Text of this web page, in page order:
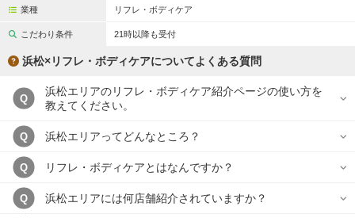
フットバスあり
専用駐車場あり
日本人スタッフのみ 女性スタッフのみ
スタッフ指名可 Ｗセラピスト
駅から徒歩5分以内
こだわり条件を変更
業種 リフレ・ボディケア
こだわり条件 21時以降も受付
浜松×リフレ・ボディケアについてよくある質問
Q
浜松エリアのリフレ・ボディケア紹介ページの使い方を
教えてください。
Q 浜松エリアってどんなところ？
Q リフレ・ボディケアとはなんですか？
Q 浜松エリアには何店舗紹介されていますか？